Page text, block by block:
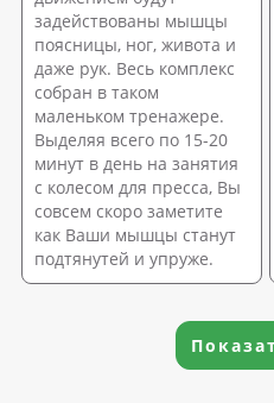
задействованы мышцы
поясницы, ног, живота и
даже рук. Весь комплекс
собран в таком
маленьком тренажере.
Выделяя всего по 15-20
минут в день на занятия
с колесом для пресса, Вы
совсем скоро заметите
как Ваши мышцы станут
подтянутей и упруже.